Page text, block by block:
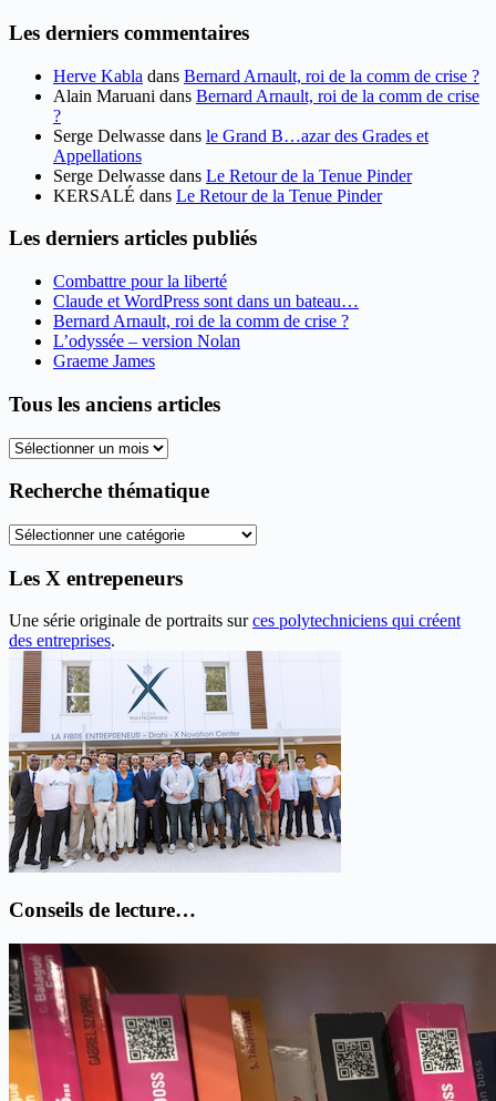
Les derniers commentaires
Herve Kabla dans Bernard Arnault, roi de la comm de crise ?
Alain Maruani dans Bernard Arnault, roi de la comm de crise
?
Serge Delwasse dans le Grand B…azar des Grades et
Appellations
Serge Delwasse dans Le Retour de la Tenue Pinder
KERSALÉ dans Le Retour de la Tenue Pinder
Les derniers articles publiés
Combattre pour la liberté
Claude et WordPress sont dans un bateau…
Bernard Arnault, roi de la comm de crise ?
L’odyssée – version Nolan
Graeme James
Tous les anciens articles
Tous
anciens
Recherche thématique
Recherche
Les X entrepeneurs
Une série originale de portraits surces polytechniciens qui créent
des entreprises.
Conseils de lecture…